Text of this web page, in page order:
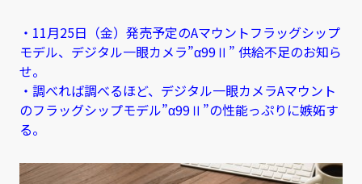
・11月25日（金）発売予定のAマウントフラッグシップ
モデル、デジタル一眼カメラ”α99Ⅱ” 供給不足のお知ら
せ。
・調べれば調べるほど、デジタル一眼カメラAマウント
のフラッグシップモデル”α99Ⅱ”の性能っぷりに嫉妬す
る。